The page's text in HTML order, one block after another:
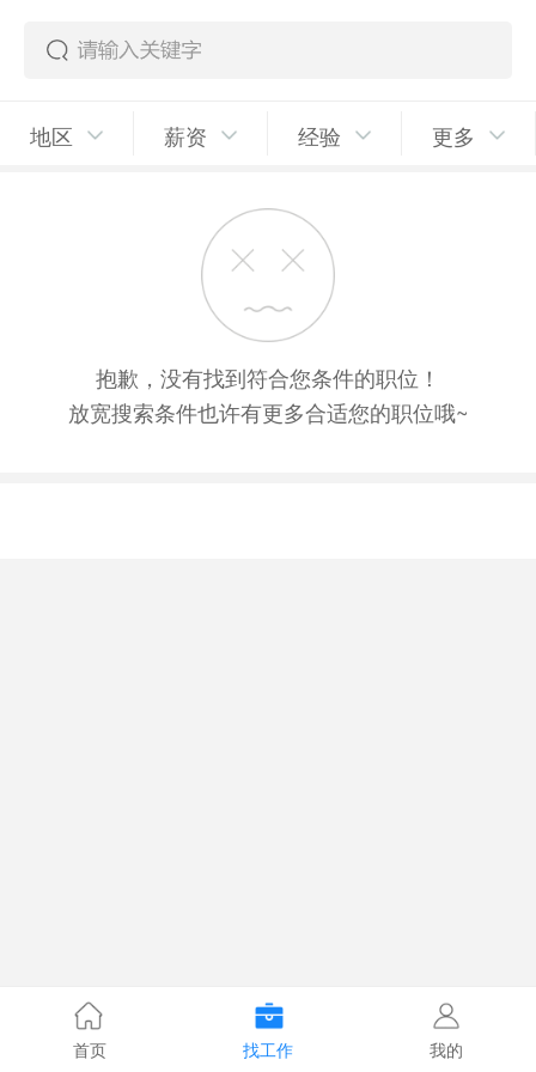
地区 薪资 经验 更多
抱歉，没有找到符合您条件的职位！
放宽搜索条件也许有更多合适您的职位哦~
首页 找工作 我的